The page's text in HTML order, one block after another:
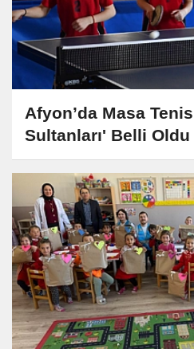
Afyon’da Masa
Sultanları' Belli Oldu